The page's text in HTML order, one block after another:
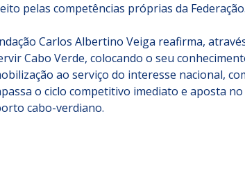
pelas competências próprias da Federação.
Carlos Albertino Veiga reafirma,
Cabo Verde, colocando o seu
ao serviço do interesse nacional,
o ciclo competitivo imediato e aposta
cabo-verdiano.